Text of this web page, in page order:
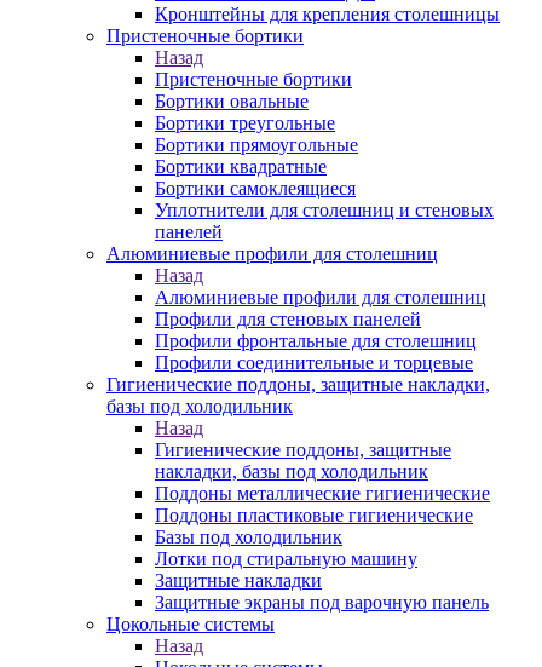
Кронштейны для крепления столешницы
Пристеночные бортики
Назад
Пристеночные бортики
Бортики овальные
Бортики треугольные
Бортики прямоугольные
Бортики квадратные
Бортики самоклеящиеся
Уплотнители для столешниц и стеновых
панелей
Алюминиевые профили для столешниц
Назад
Алюминиевые профили для столешниц
Профили для стеновых панелей
Профили фронтальные для столешниц
Профили соединительные и торцевые
Гигиенические поддоны, защитные накладки,
базы под холодильник
Назад
Гигиенические поддоны, защитные
накладки, базы под холодильник
Поддоны металлические гигиенические
Поддоны пластиковые гигиенические
Базы под холодильник
Лотки под стиральную машину
Защитные накладки
Защитные экраны под варочную панель
Цокольные системы
Назад